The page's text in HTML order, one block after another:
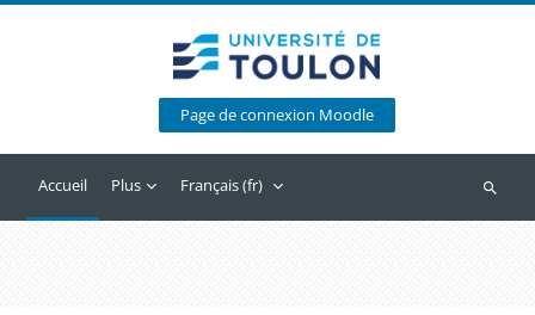
Page de connexion Moodle
Accueil Plus Français ‎(fr)‎